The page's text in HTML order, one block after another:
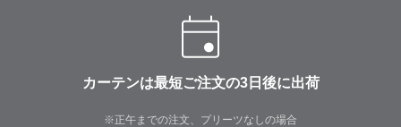
カーテンは最短ご注文の3日後に出荷
※正午までの注文、プリーツなしの場合